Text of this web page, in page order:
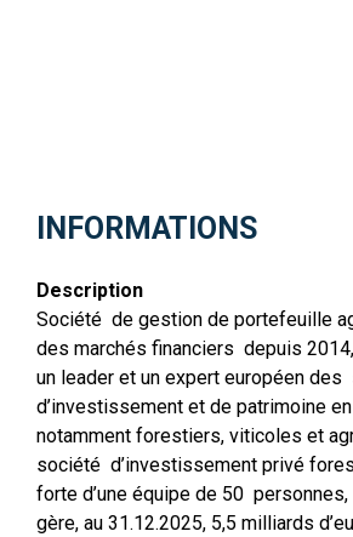
INFORMATIONS
Description
Société de gestion de portefeuille
des marchés financiers depuis
un leader et un expert européen
d’investissement et de patrimoine
notamment forestiers, viticoles et
société d’investissement privé
forte d’une équipe de 50 personnes,
gère, au 31.12.2025, 5,5 milliards